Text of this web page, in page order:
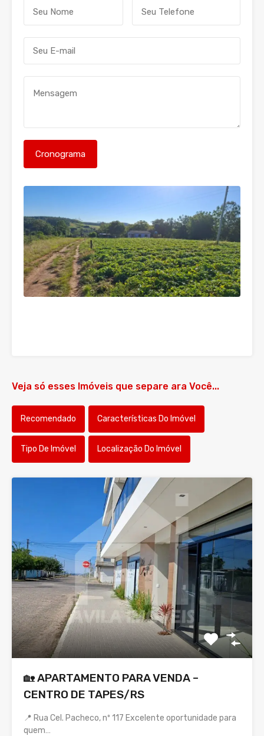
Veja só esses Imóveis que separe ara Você...
Recomendado Características Do Imóvel
Tipo De Imóvel Localização Do Imóvel
🏡 APARTAMENTO PARA VENDA –
CENTRO DE TAPES/RS
📍 Rua Cel. Pacheco, nº 117 Excelente oportunidade para
quem…